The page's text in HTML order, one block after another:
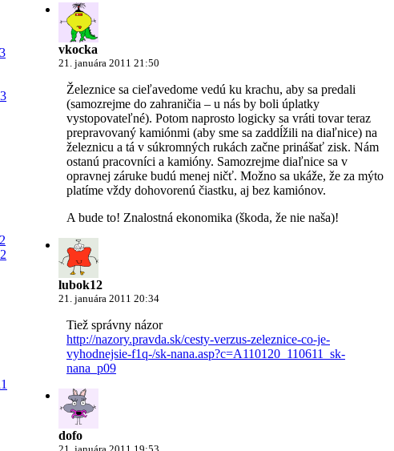
vkocka
21. januára 2011 21:50
Železnice sa cieľavedome vedú ku krachu, aby sa predali
(samozrejme do zahraničia – u nás by boli úplatky
vystopovateľné). Potom naprosto logicky sa vráti tovar teraz
prepravovaný kamiónmi (aby sme sa zaddĺžili na diaľnice) na
železnicu a tá v súkromných rukách začne prinášať zisk. Nám
ostanú pracovníci a kamióny. Samozrejme diaľnice sa v
opravnej záruke budú menej ničť. Možno sa ukáže, že za mýto
platíme vždy dohovorenú čiastku, aj bez kamiónov.
A bude to! Znalostná ekonomika (škoda, že nie naša)!
lubok12
21. januára 2011 20:34
Tiež správny názor
http://nazory.pravda.sk/cesty-verzus-zeleznice-co-je-
vyhodnejsie-f1q-/sk-nana.asp?c=A110120_110611_sk-
nana_p09
dofo